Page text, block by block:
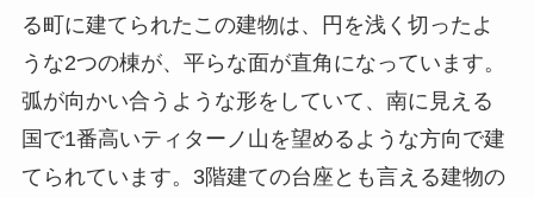
る町に建てられたこの建物は、円を浅く切ったよ
うな2つの棟が、平らな面が直角になっています。
弧が向かい合うような形をしていて、南に見える
国で1番高いティターノ山を望めるような方向で建
てられています。 3階建ての台座とも言える建物の